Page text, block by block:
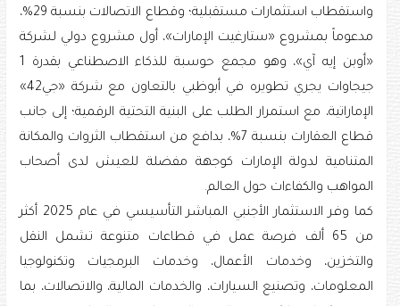
واستقطاب استثمارات مستقبلية؛ وقطاع الاتصالات بنسبة 29%،
مدعوماً بمشروع «ستارغيت الإمارات»، أول مشروع دولي لشركة
«أوبن إيه آي»، وهو مجمع حوسبة للذكاء الاصطناعي بقدرة 1
جيجاوات يجري تطويره في أبوظبي بالتعاون مع شركة «جي42»
الإماراتية، مع استمرار الطلب على البنية التحتية الرقمية؛ إلى جانب
قطاع العقارات بنسبة 7%، بدافع من استقطاب الثروات والمكانة
المتنامية لدولة الإمارات كوجهة مفضلة للعيش لدى أصحاب
المواهب والكفاءات حول العالم.
كما وفر الاستثمار الأجنبي المباشر التأسيسي في عام 2025 أكثر
من 65 ألف فرصة عمل في قطاعات متنوعة تشمل النقل
والتخزين، وخدمات الأعمال، وخدمات البرمجيات وتكنولوجيا
المعلومات، وتصنيع السيارات، والخدمات المالية، والاتصالات، بما